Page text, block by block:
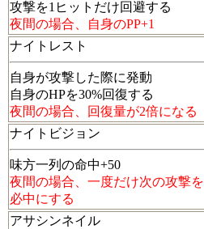
攻撃を1ヒットだけ回避する
夜間の場合、自身のPP+1
ナイトレスト
自身が攻撃した際に発動
自身のHPを30%回復する
夜間の場合、回復量が2倍になる
ナイトビジョン
味方一列の命中+50
夜間の場合、一度だけ次の攻撃を
必中にする
アサシンネイル